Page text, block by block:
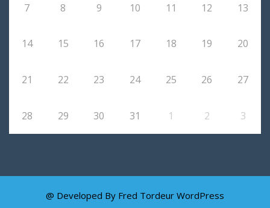
7 8 9 10 11 12 13
14 15 16 17 18 19 20
21 22 23 24 25 26 27
28 29 30 31 1 2 3
@ Developed By Fred Tordeur WordPress